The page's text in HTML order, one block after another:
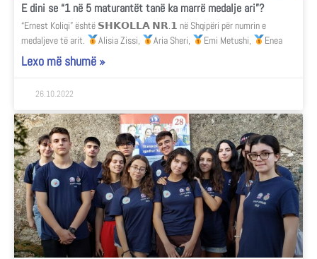
E dini se “1 në 5 maturantët tanë ka marrë medalje ari”?
“Ernest Koliqi” është 𝗦𝗛𝗞𝗢𝗟𝗟𝗔 𝗡𝗥.𝟭 në Shqipëri për numrin e
medaljeve të arit.
Alisia Zissi, Aria Sheri, Emi Metushi, Enea
Lexo më shumë »
26.10.2022